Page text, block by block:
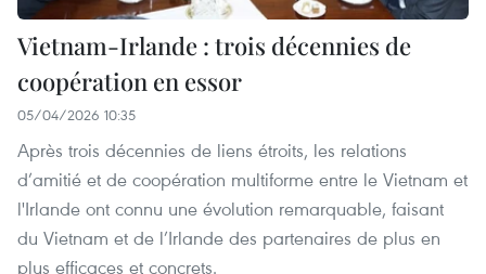
Vietnam-Irlande : trois décennies de
coopération en essor
05/04/2026 10:35
Après trois décennies de liens étroits, les relations
d’amitié et de coopération multiforme entre le Vietnam et
l'Irlande ont connu une évolution remarquable, faisant
du Vietnam et de l’Irlande des partenaires de plus en
plus efficaces et concrets.